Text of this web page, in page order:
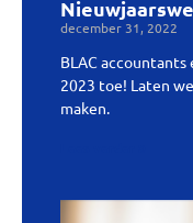
december 31, 2022
BLAC
2023 toe! Laten
maken.